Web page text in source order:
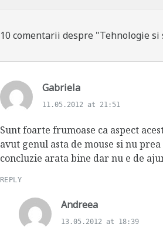
10 comentarii despre "Tehnologie
Gabrielas
a
s
:
11.05.2012 at 21:51
Sunt foarte frumoase ca aspect
avut genul asta de mouse si nu
concluzie arata bine dar nu e de
REPLY
Andreeas
a
13.05.2012 at 18:39